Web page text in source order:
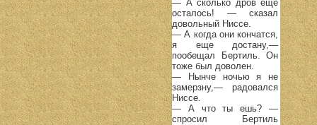
— А сколько дров еще
осталось! — сказал
довольный Ниссе.
— А когда они кончатся,
я еще достану,—
пообещал Бертиль. Он
тоже был доволен.
— Нынче ночью я не
замерзну,— радовался
Ниссе.
— А что ты ешь? —
спросил Бертиль